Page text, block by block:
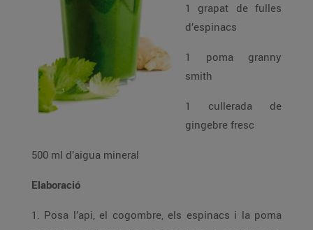
1 grapat de fulles
d’espinacs
1 poma granny
smith
1 cullerada de
gingebre fresc
500 ml d’aigua mineral
Elaboració
1. Posa l’api, el cogombre, els espinacs i la poma